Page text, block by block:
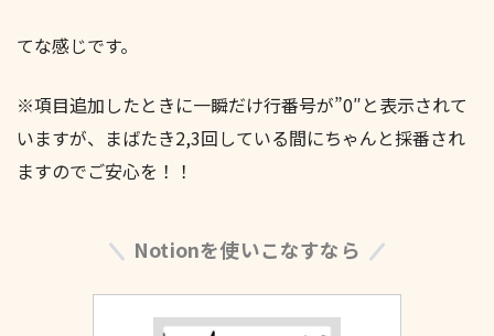
てな感じです。
※項目追加したときに一瞬だけ行番号が”0″と表示されて
いますが、まばたき2,3回している間にちゃんと採番され
ますのでご安心を！！
Notionを使いこなすなら